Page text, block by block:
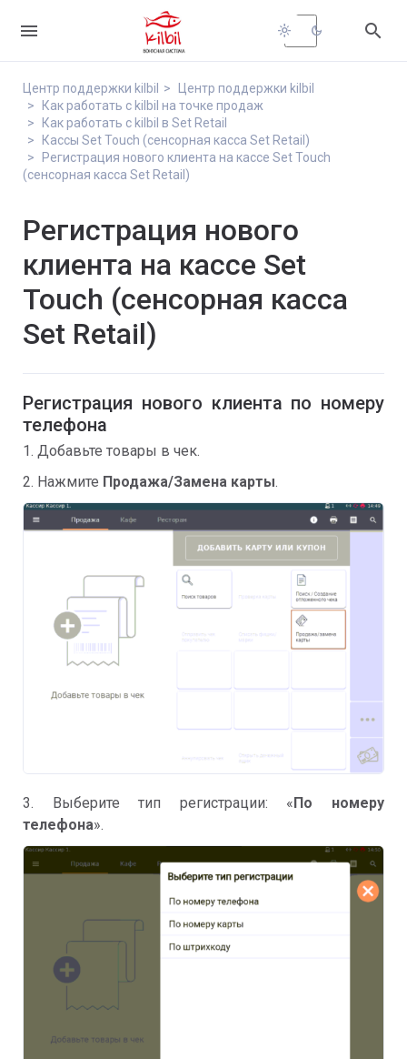
 light_mode dark_mode 
Центр поддержки kilbil
Центр поддержки kilbil
Как работать с kilbil на точке продаж
Как работать с kilbil в Set Retail
Кассы Set Touch (сенсорная касса Set Retail)
Регистрация нового клиента на кассе Set Touch
(сенсорная касса Set Retail)
Регистрация нового
клиента на кассе Set
Touch (сенсорная касса
Set Retail)
Регистрация нового клиента по номеру
телефона
1. Добавьте товары в чек.
2. Нажмите Продажа/Замена карты.
3. Выберите тип регистрации: « По номеру
телефона».